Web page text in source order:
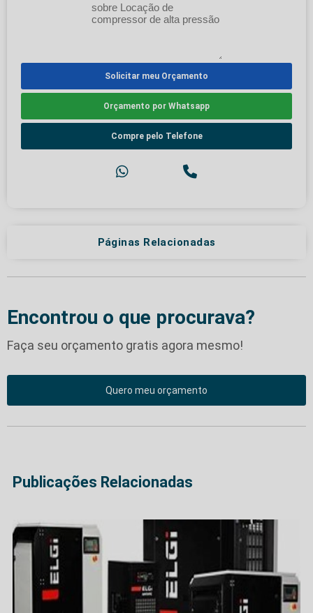
Solicitar meu Orçamento
Orçamento por Whatsapp
Compre pelo Telefone
Páginas Relacionadas
Encontrou o que procurava?
Faça seu orçamento gratis agora mesmo!
Quero meu orçamento
Publicações Relacionadas